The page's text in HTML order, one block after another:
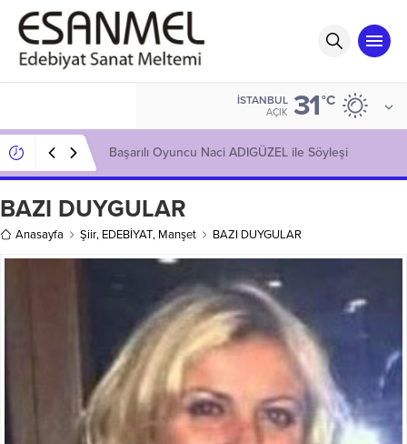
İSTANBUL
AÇIK 31°C
Gülenay Güneş’in Kitaplığı: Korku
BAZI DUYGULAR
Anasayfa Şiir, EDEBİYAT, Manşet BAZI DUYGULAR